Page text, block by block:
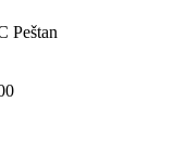
Peštan